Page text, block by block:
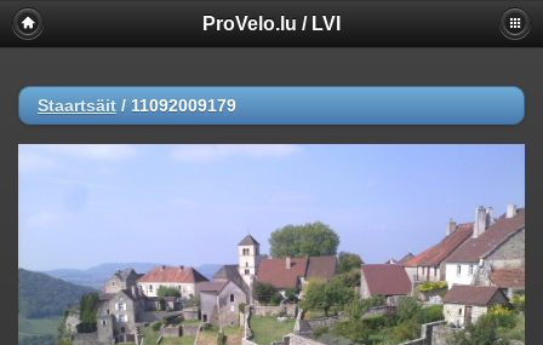
ProVelo.lu / LVI
Staartsäit / 11092009179